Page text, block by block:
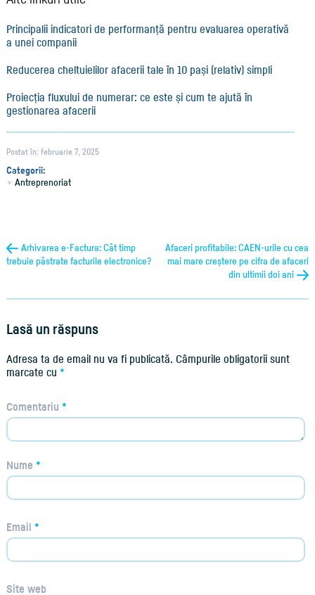
Principalii indicatori de performanță pentru evaluarea operativă
a unei companii
Reducerea cheltuielilor afacerii tale în 10 pași (relativ) simpli
Proiecția fluxului de numerar: ce este și cum te ajută în
gestionarea afacerii
Postat în: februarie 7, 2025
Categorii:
Antreprenoriat
Arhivarea e-Factura: Cât timp
trebuie păstrate facturile electronice?
Afaceri profitabile: CAEN-urile cu cea
mai mare creștere pe cifra de afaceri
din ultimii doi ani
Lasă un răspuns
Adresa ta de email nu va fi publicată. Câmpurile obligatorii sunt
marcate cu *
Comentariu *
Nume *
Email *
Site web